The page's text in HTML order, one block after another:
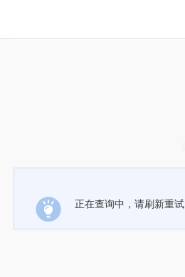
正在查询中，请刷新重试